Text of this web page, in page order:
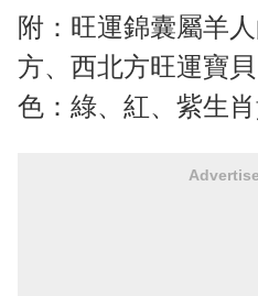
附：旺運錦囊屬羊
方、西北方旺運寶
色：綠、紅、紫生